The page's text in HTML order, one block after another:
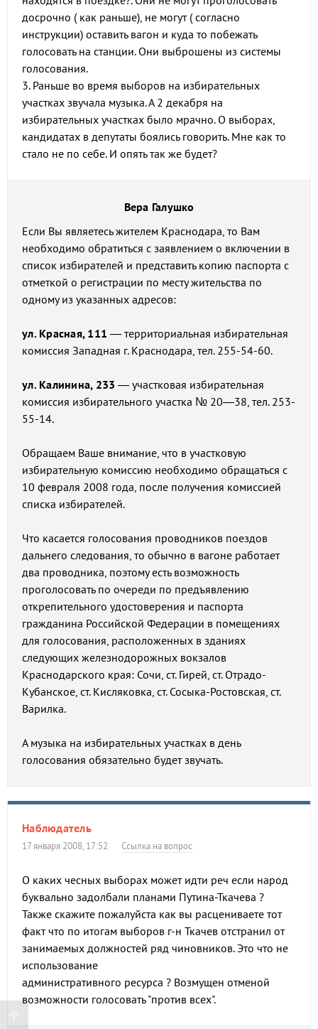
досрочно ( как раньше), не могут ( согласно
инструкции) оставить вагон и куда то побежать
голосовать на станции. Они выброшены из системы
голосования.
3. Раньше во время выборов на избирательных
участках звучала музыка. А 2 декабря на
избирательных участках было мрачно. О выборах,
кандидатах в депутаты боялись говорить. Мне как то
стало не по себе. И опять так же будет?
Вера Галушко
Если Вы являетесь жителем Краснодара, то Вам
необходимо обратиться с заявлением о включении в
список избирателей и представить копию паспорта с
отметкой о регистрации по месту жительства по
одному из указанных адресов:
ул. Красная, 111 — территориальная избирательная
комиссия Западная г. Краснодара, тел. 255-54-60.
ул. Калинина, 233 — участковая избирательная
комиссия избирательного участка № 20—38, тел. 253-
55-14.
Обращаем Ваше внимание, что в участковую
избирательную комиссию необходимо обращаться с
10 февраля 2008 года, после получения комиссией
списка избирателей.
Что касается голосования проводников поездов
дальнего следования, то обычно в вагоне работает
два проводника, поэтому есть возможность
проголосовать по очереди по предъявлению
открепительного удостоверения и паспорта
гражданина Российской Федерации в помещениях
для голосования, расположенных в зданиях
следующих железнодорожных вокзалов
Краснодарского края: Сочи, ст. Гирей, ст. Отрадо-
Кубанское, ст. Кисляковка, ст. Сосыка-Ростовская, ст.
Варилка.
А музыка на избирательных участках в день
голосования обязательно будет звучать.
Наблюдатель
17 января 2008, 17:52 Ссылка на вопрос
О каких чесных выборах может идти реч если народ
буквально задолбали планами Путина-Ткачева ?
Также скажите пожалуйста как вы расцениваете тот
факт что по итогам выборов г-н Ткачев отстранил от
занимаемых должностей ряд чиновников. Это что не
использование
административного ресурса ? Возмущен отменой
возможности голосовать "против всех".